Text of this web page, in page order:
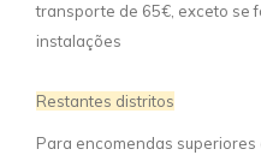
transporte de 65€, exceto se
instalações
Restantes distritos
Para encomendas